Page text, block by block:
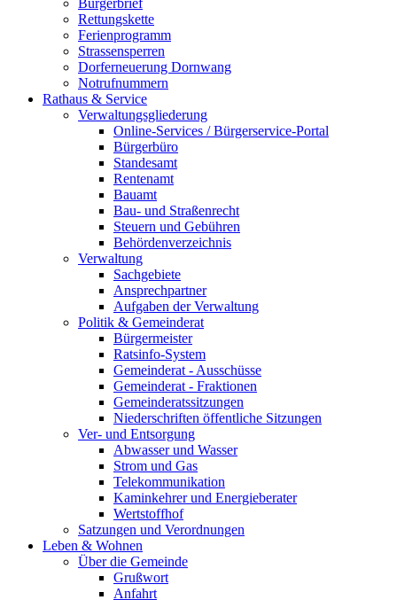
Bürgerbrief
Rettungskette
Ferienprogramm
Strassensperren
Dorferneuerung Dornwang
Notrufnummern
Rathaus & Service
Verwaltungsgliederung
Online-Services / Bürgerservice-Portal
Bürgerbüro
Standesamt
Rentenamt
Bauamt
Bau- und Straßenrecht
Steuern und Gebühren
Behördenverzeichnis
Verwaltung
Sachgebiete
Ansprechpartner
Aufgaben der Verwaltung
Politik & Gemeinderat
Bürgermeister
Ratsinfo-System
Gemeinderat - Ausschüsse
Gemeinderat - Fraktionen
Gemeinderatssitzungen
Niederschriften öffentliche Sitzungen
Ver- und Entsorgung
Abwasser und Wasser
Strom und Gas
Telekommunikation
Kaminkehrer und Energieberater
Wertstoffhof
Satzungen und Verordnungen
Leben & Wohnen
Über die Gemeinde
Grußwort
Anfahrt